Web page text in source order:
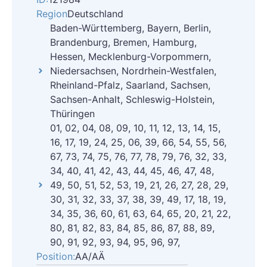
RegionDeutschland
Baden-Württemberg, Bayern, Berlin,
Brandenburg, Bremen, Hamburg,
Hessen, Mecklenburg-Vorpommern,
Niedersachsen, Nordrhein-Westfalen,
Rheinland-Pfalz, Saarland, Sachsen,
Sachsen-Anhalt, Schleswig-Holstein,
Thüringen
01, 02, 04, 08, 09, 10, 11, 12, 13, 14, 15,
16, 17, 19, 24, 25, 06, 39, 66, 54, 55, 56,
67, 73, 74, 75, 76, 77, 78, 79, 76, 32, 33,
34, 40, 41, 42, 43, 44, 45, 46, 47, 48,
49, 50, 51, 52, 53, 19, 21, 26, 27, 28, 29,
30, 31, 32, 33, 37, 38, 39, 49, 17, 18, 19,
34, 35, 36, 60, 61, 63, 64, 65, 20, 21, 22,
80, 81, 82, 83, 84, 85, 86, 87, 88, 89,
90, 91, 92, 93, 94, 95, 96, 97,
Position:AA/AÄ